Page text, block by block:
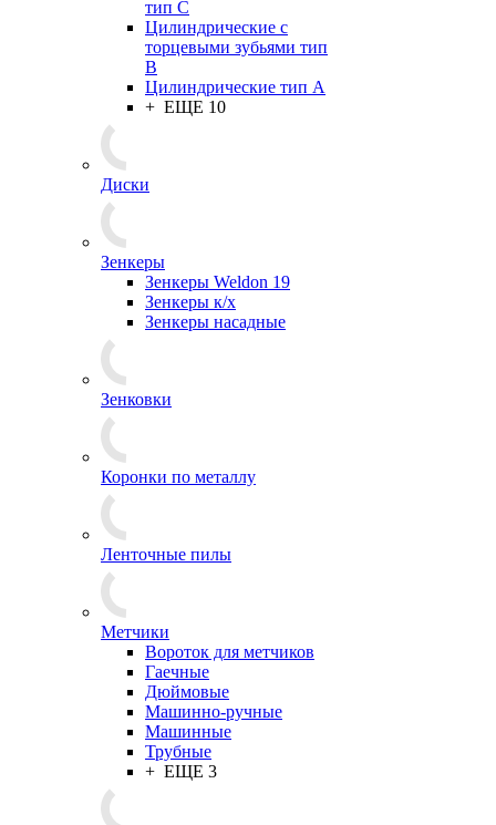
тип C
Цилиндрические с
торцевыми зубьями тип
B
Цилиндрические тип А
+ ЕЩЕ 10
Диски
Зенкеры
Зенкеры Weldon 19
Зенкеры к/х
Зенкеры насадные
Зенковки
Коронки по металлу
Ленточные пилы
Метчики
Вороток для метчиков
Гаечные
Дюймовые
Машинно-ручные
Машинные
Трубные
+ ЕЩЕ 3